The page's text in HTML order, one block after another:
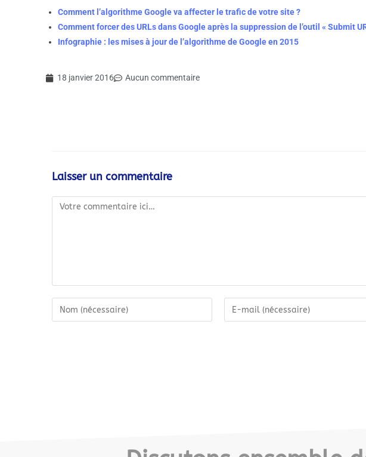
Comment l’algorithme Google va affecter le trafic de votre site ?
Comment forcer des URLs dans Google après la suppression de l’outil « Submit
Infographie : les mises à jour de l’algorithme de Google en 2015
18 janvier 2016 Aucun commentaire
Laisser un commentaire